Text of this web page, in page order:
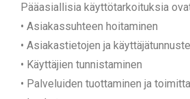
Pääasiallisia käyttötarkoituksia
• Asiakassuhteen hoitaminen
• Asiakastietojen ja
• Käyttäjien tunnistaminen
• Palveluiden tuottaminen ja